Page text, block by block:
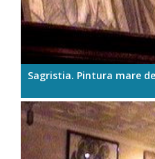
Sagristia. Pintura mare